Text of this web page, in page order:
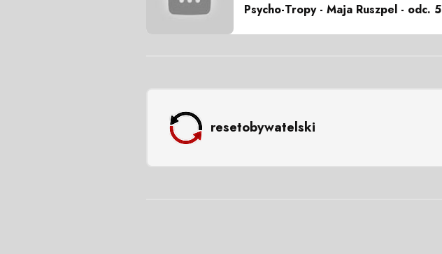
Psycho-Tropy - Maja Ruszpel - odc. 5
resetobywatelski